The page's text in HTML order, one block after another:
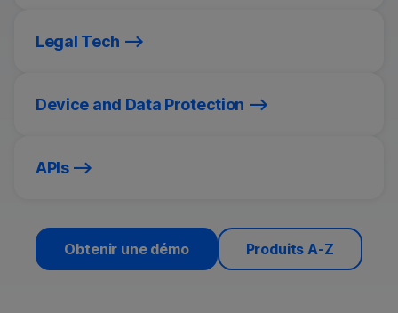
Legal Tech
Device and Data Protection
APIs
Obtenir une démo Produits A-Z